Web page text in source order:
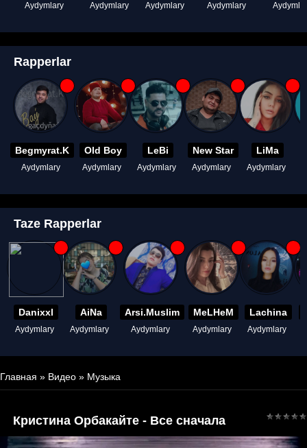
Aydymlary Aydymlary Aydymlary Aydymlary
Rapperlar
Begmyrat.K
Aydymlary
Old Boy
Aydymlary
LeBi
Aydymlary
New Star
Aydymlary
LiMa
Aydymlary
Taze Rapperlar
Danixxl
Aydymlary
AiNa
Aydymlary
Arsi.Muslim
Aydymlary
MeLHeM
Aydymlary
Lachina
Aydymlary
Главная » Видео » Музыка
Кристина Орбакайте - Все сначала